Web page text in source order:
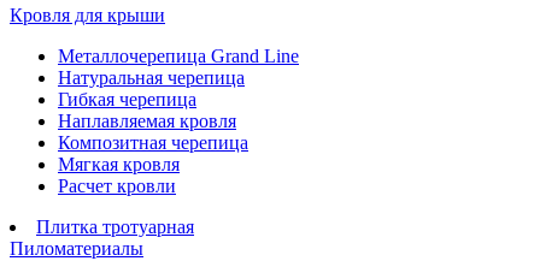
Кровля для крыши
Металлочерепица Grand Line
Натуральная черепица
Гибкая черепица
Наплавляемая кровля
Композитная черепица
Мягкая кровля
Расчет кровли
Плитка тротуарная
Пиломатериалы